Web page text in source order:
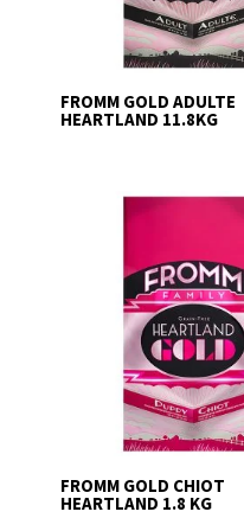
FROMM GOLD ADULTE
HEARTLAND 11.8KG
FROMM GOLD CHIOT
HEARTLAND 1.8 KG